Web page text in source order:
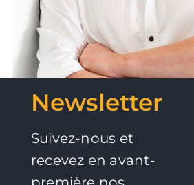
Newsletter
Suivez-nous et
recevez en avant-